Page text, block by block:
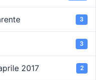
3
3
2017 2